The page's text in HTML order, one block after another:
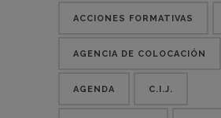
ACCIONES FORMATIVAS
AGENCIA DE COLOCACIÓN
AGENDA C.I.J.